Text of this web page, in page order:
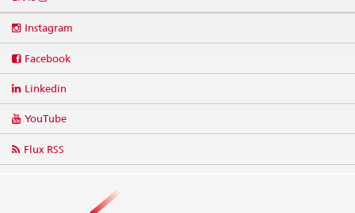
media
Instagram
Facebook
Linkedin
YouTube
Flux RSS